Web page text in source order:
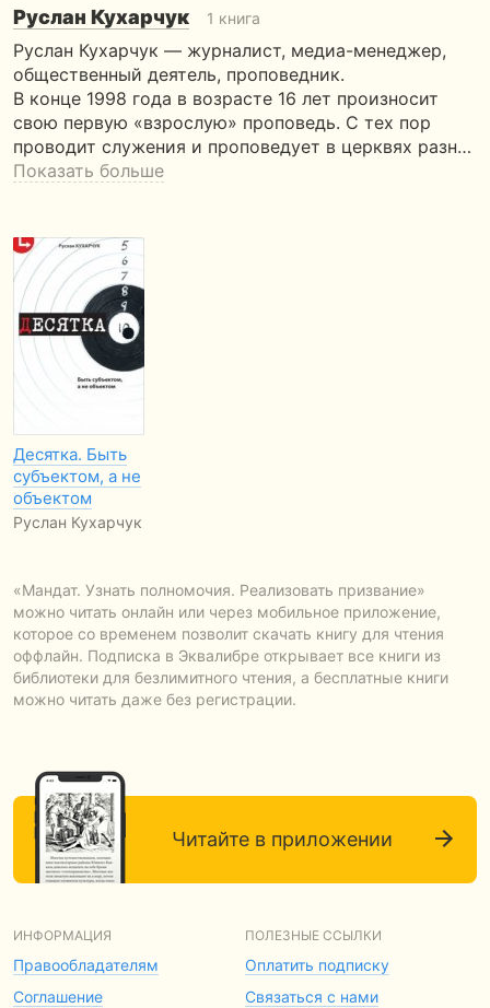
Руслан Кухарчук 1 книга
Руслан Кухарчук — журналист, медиа-менеджер,
общественный деятель, проповедник.
В конце 1998 года в возрасте 16 лет произносит
свою первую «взрослую» проповедь. С тех пор
проводит служения и проповедует в церквях разн…
Показать больше
Десятка. Быть
субъектом, а не
объектом
Руслан Кухарчук
«Мандат. Узнать полномочия. Реализовать призвание»
можно читать онлайн или через мобильное приложение,
которое со временем позволит скачать книгу для чтения
оффлайн. Подписка в Эквалибре открывает все книги из
библиотеки для безлимитного чтения, а бесплатные книги
можно читать даже без регистрации.
Читайте в приложении
ИНФОРМАЦИЯ
Правообладателям
Соглашение
ПОЛЕЗНЫЕ ССЫЛКИ
Оплатить подписку
Связаться с нами